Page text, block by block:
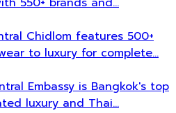
Chidlom features 500+
to luxury for complete…
Embassy is Bangkok's top
luxury and Thai…